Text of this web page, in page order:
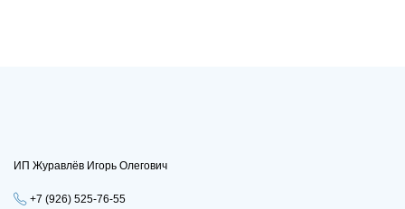
ИП Журавлёв Игорь Олегович
+7 (926) 525-76-55